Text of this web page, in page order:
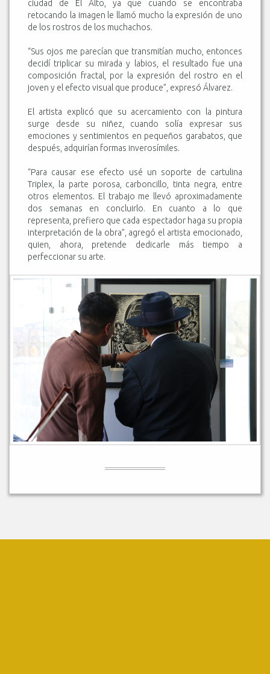
ciudad de El Alto, ya que cuando se encontraba
retocando la imagen le llamó mucho la expresión de uno
de los rostros de los muchachos.
“Sus ojos me parecían que transmitían mucho, entonces
decidí triplicar su mirada y labios, el resultado fue una
composición fractal, por la expresión del rostro en el
joven y el efecto visual que produce”, expresó Álvarez.
El artista explicó que su acercamiento con la pintura
surge desde su niñez, cuando solía expresar sus
emociones y sentimientos en pequeños garabatos, que
después, adquirían formas inverosímiles.
“Para causar ese efecto usé un soporte de cartulina
Triplex, la parte porosa, carboncillo, tinta negra, entre
otros elementos. El trabajo me llevó aproximadamente
dos semanas en concluirlo. En cuanto a lo que
representa, prefiero que cada espectador haga su propia
interpretación de la obra”, agregó el artista emocionado,
quien, ahora, pretende dedicarle más tiempo a
perfeccionar su arte.